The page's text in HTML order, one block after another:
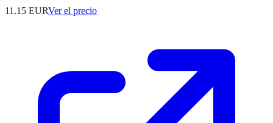
11.15 EURVer el precio